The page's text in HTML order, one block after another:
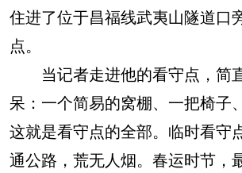
住进了位于昌福线武夷山隧道口
点。
当记者走进他的看守点，简
呆：一个简易的窝棚、一把椅子
这就是看守点的全部。临时看守
通公路，荒无人烟。春运时节，